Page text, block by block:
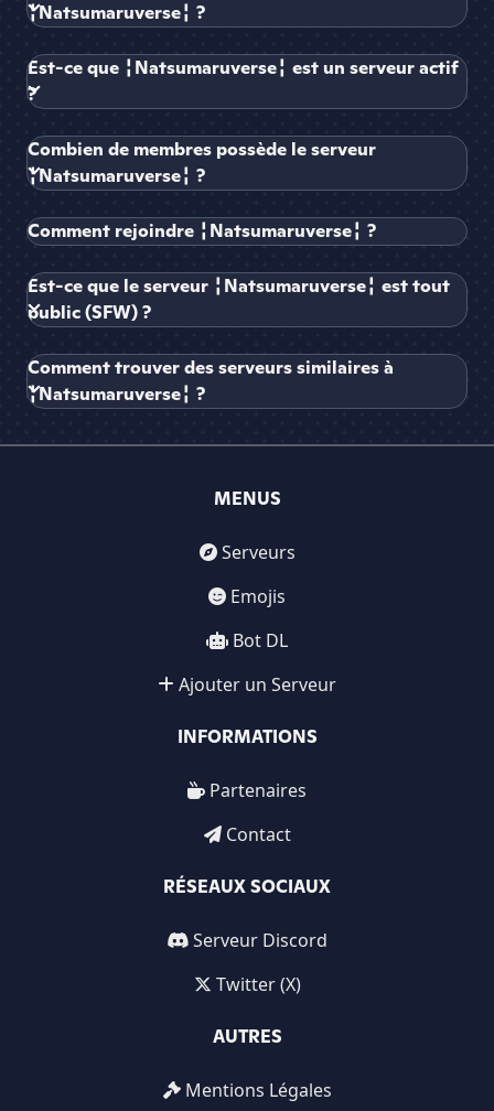
╏Natsumaruverse╏ ?
Est-ce que ╏Natsumaruverse╏ est un serveur actif
?
Combien de membres possède le serveur
╏Natsumaruverse╏ ?
Comment rejoindre ╏Natsumaruverse╏ ?
Est-ce que le serveur ╏Natsumaruverse╏ est tout
public (SFW) ?
Comment trouver des serveurs similaires à
╏Natsumaruverse╏ ?
MENUS
Serveurs
Emojis
Bot DL
Ajouter un Serveur
INFORMATIONS
Partenaires
Contact
RÉSEAUX SOCIAUX
Serveur Discord
Twitter (X)
AUTRES
Mentions Légales